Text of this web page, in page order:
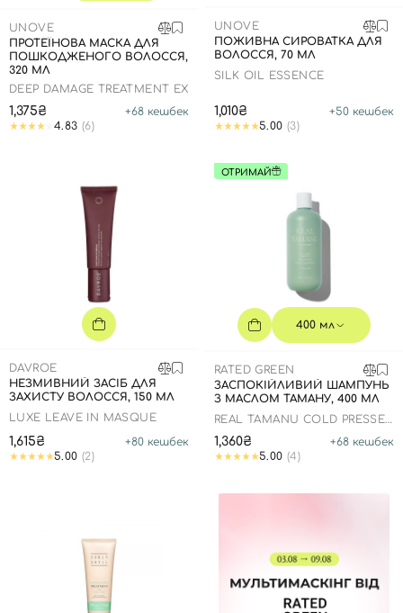
Креми для тіла з SPF
Мініатюри
Карбоксітерапія
Бʼюті гаджети
Автозасмага
Шия і декольте
Спеціальний догляд
Для дітей
Для чоловіків
Дезодоранти
Засоби для інтимної гігієни
Автозасмага для тіла
UNOVE
ПРОТЕЇНОВА МАСКА ДЛЯ
ПОШКОДЖЕНОГО ВОЛОССЯ,
320 МЛ
DEEP DAMAGE TREATMENT EX
1,375₴ +68 кешбек
4.83 (6)
UNOVE
ПОЖИВНА СИРОВАТКА ДЛЯ
ВОЛОССЯ, 70 МЛ
SILK OIL ESSENCE
1,010₴ +50 кешбек
5.00 (3)
DAVROE
НЕЗМИВНИЙ ЗАСІБ ДЛЯ
ЗАХИСТУ ВОЛОССЯ, 150 МЛ
LUXE LEAVE IN MASQUE
1,615₴ +80 кешбек
5.00 (2)
ОТРИМАЙ
400 мл
RATED GREEN
ЗАСПОКІЙЛИВИЙ ШАМПУНЬ
З МАСЛОМ ТАМАНУ, 400 МЛ
REAL TAMANU COLD PRESSED
SCALP SHAMPOO
1,360₴ +68 кешбек
5.00 (4)